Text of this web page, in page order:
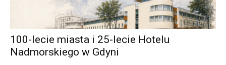
100-lecie miasta i 25-lecie Hotelu
Nadmorskiego w Gdyni